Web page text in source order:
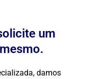
um
damos